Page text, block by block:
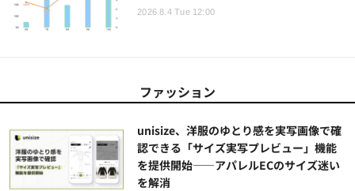
2026.8.4 Tue 12:00
ファッション
unisize、洋服のゆとり感を実写画像で確
認できる「サイズ実写プレビュー」機能
を提供開始——アパレルECのサイズ迷い
を解消